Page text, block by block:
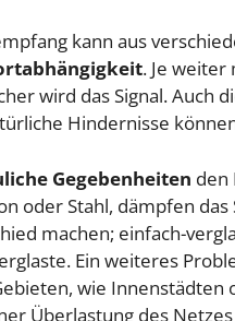
kann aus
. Je
wird das Signal. Auch
Hindernisse
Gegebenheiten den
oder Stahl, dämpfen
machen; einfach-
Ein weiteres
wie Innenstädten
Überlastung des